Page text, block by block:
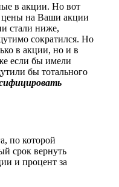
в акции. Но вот
цены на Ваши акции
стали ниже,
сократился. Но
в акции, но и в
если бы имели
бы тотального
по которой
срок вернуть
и процент за